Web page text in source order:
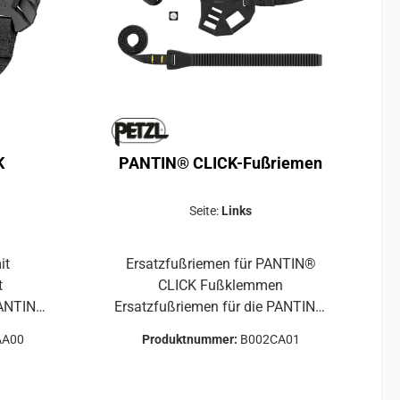
den
verschiedensten Seilaufbauten.Die
textilfreundlichen Radien an den
Kanten schonen nicht nur
dein Material, sondern
Befestigung von textilen
Seil
PANTIN® CLICK-Fußriemen
Seite: Links
Ersatzfußriemen für PANTIN®
CLICK Fußklemmen
Ersatzfußriemen für die PANTIN®
einer Version für den rechten Fuß
Produktnummer: B002CA01